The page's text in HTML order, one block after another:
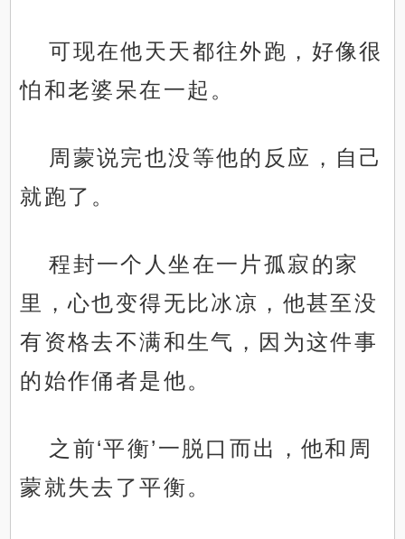
可现在他天天都往外跑，好像很
怕和老婆呆在一起。
周蒙说完也没等他的反应，自己
就跑了。
程封一个人坐在一片孤寂的家
里，心也变得无比冰凉，他甚至没
有资格去不满和生气，因为这件事
的始作俑者是他。
之前‘平衡’一脱口而出，他和周
蒙就失去了平衡。